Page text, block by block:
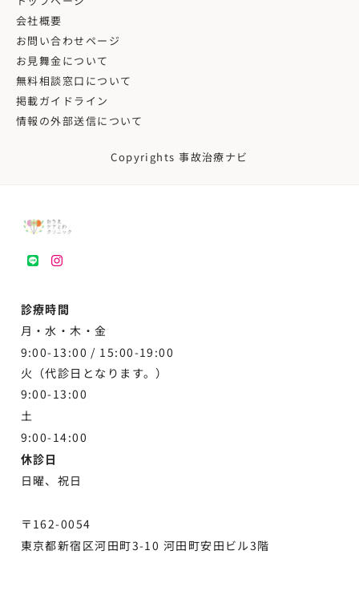
会社概要
お問い合わせページ
お見舞金について
無料相談窓口について
掲載ガイドライン
情報の外部送信について
Copyrights 事故治療ナビ
LINEinstagram
診療時間
月・水・木・金
9:00-13:00 / 15:00-19:00
火（代診日となります。）
9:00-13:00
土
9:00-14:00
休診日
日曜、祝日
〒162-0054
東京都新宿区河田町3-10 河田町安田ビル3階